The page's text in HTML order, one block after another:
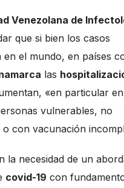
Venezolana de
que si bien los casos
en el mundo, en países
las
«en particular
vulnerables, no
o con vacunación
la necesidad de un
covid-19 con